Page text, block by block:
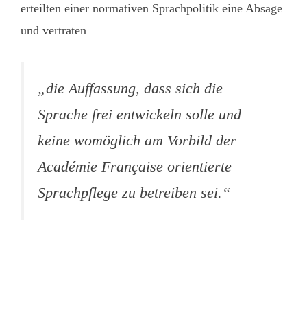
erteilten einer normativen Sprachpolitik eine Absage
und vertraten
„die Auffassung, dass sich die
Sprache frei entwickeln solle und
keine womöglich am Vorbild der
Académie Française orientierte
Sprachpflege zu betreiben sei.“